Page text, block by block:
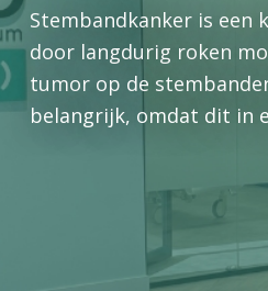
Stembandkanker is een
door langdurig roken
tumor op de
belangrijk, omdat dit in